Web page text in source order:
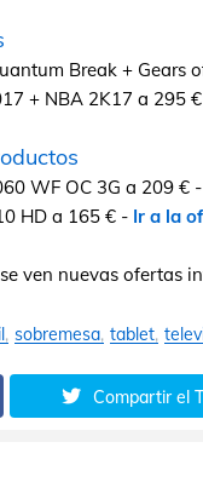
Break + Gears
+ NBA 2K17 a 295
WF OC 3G a 209 € -
HD a 165 € - Ir a la
ven nuevas ofertas
sobremesa tablet
Compartir el